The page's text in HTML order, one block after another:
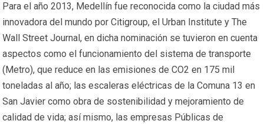
Para el año 2013, Medellín fue reconocida como la ciudad más
innovadora del mundo por Citigroup, el Urban Institute y The
Wall Street Journal, en dicha nominación se tuvieron en cuenta
aspectos como el funcionamiento del sistema de transporte
(Metro), que reduce en las emisiones de CO2 en 175 mil
toneladas al año; las escaleras eléctricas de la Comuna 13 en
San Javier como obra de sostenibilidad y mejoramiento de
calidad de vida; así mismo, las empresas Públicas de